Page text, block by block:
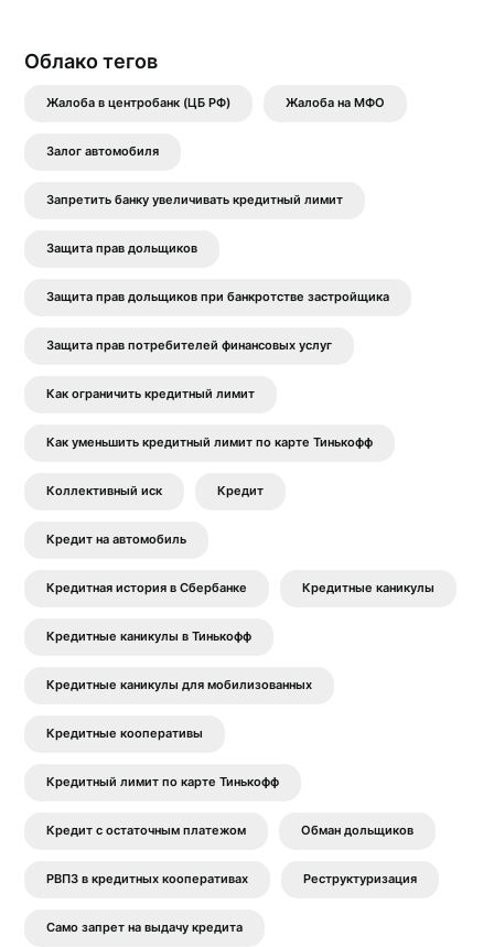
Облако тегов
Жалоба в центробанк (ЦБ РФ) Жалоба на МФО
Залог автомобиля
Запретить банку увеличивать кредитный лимит
Защита прав дольщиков
Защита прав дольщиков при банкротстве застройщика
Защита прав потребителей финансовых услуг
Как ограничить кредитный лимит
Как уменьшить кредитный лимит по карте Тинькофф
Коллективный иск Кредит
Кредит на автомобиль
Кредитная история в Сбербанке Кредитные каникулы
Кредитные каникулы в Тинькофф
Кредитные каникулы для мобилизованных
Кредитные кооперативы
Кредитный лимит по карте Тинькофф
Кредит с остаточным платежом Обман дольщиков
РВПЗ в кредитных кооперативах Реструктуризация
Само запрет на выдачу кредита